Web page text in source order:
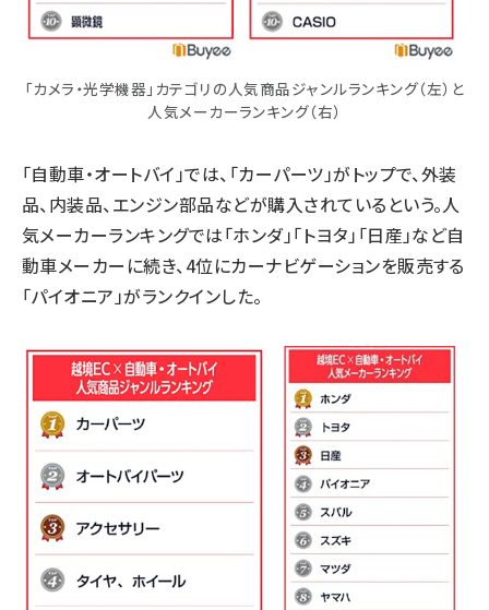
「カメラ・光学機器」カテゴリの人気商品ジャンルランキング（左）と
人気メーカーランキング（右）
「自動車・オートバイ」では、「カーパーツ」がトップで、外装
品、内装品、エンジン部品などが購入されているという。人
気メーカーランキングでは「ホンダ」「トヨタ」「日産」など自
動車メーカーに続き、4位にカーナビゲーションを販売する
「パイオニア」がランクインした。